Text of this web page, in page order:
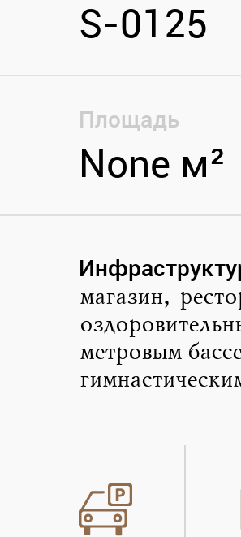
S-0125
Площадь
None м²
магазин,
метровым